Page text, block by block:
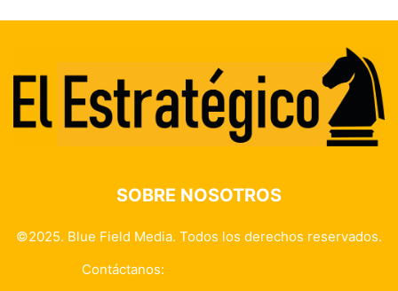
SOBRE NOSOTROS
©2025. Blue Field Media. Todos los derechos reservados.
Contáctanos: